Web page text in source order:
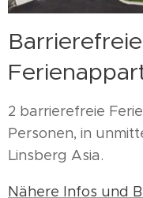
Barrierefreie
2 barrierefreie
Personen, in
Linsberg Asia.
Nähere Infos und